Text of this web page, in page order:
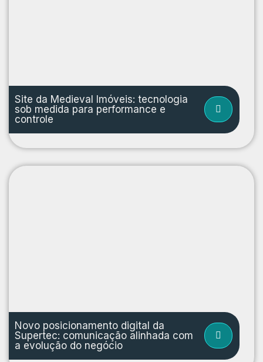
Site da Medieval Imóveis: tecnologia
sob medida para performance e
controle
Novo posicionamento digital da
Supertec: comunicação alinhada com
a evolução do negócio